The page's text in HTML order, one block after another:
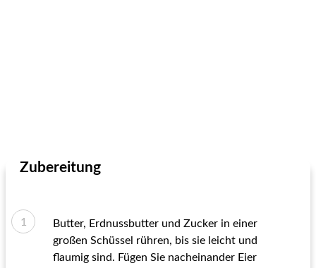
Zubereitung
Butter, Erdnussbutter und Zucker in einer
großen Schüssel rühren, bis sie leicht und
flaumig sind. Fügen Sie nacheinander Eier